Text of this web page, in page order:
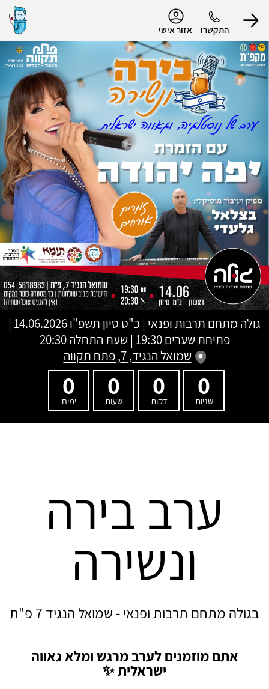
התקשרו אזור אישי
הפרופיל שלי
התנתק
גולה מתחם תרבות ופנאי | כ"ט סיון תשפ"ו
14.06.2026 |
פתיחת שערים 19:30 | שעת התחלה 20:30
שמואל הנגיד, 7, פתח תקווה
0
שניות
0
דקות
0
שעות
0
ימים
ערב בירה
ונשירה
בגולה מתחם תרבות ופנאי - שמואל הנגיד 7 פ"ת
אתם מוזמנים לערב מרגש ומלא גאווה
ישראלית ✨